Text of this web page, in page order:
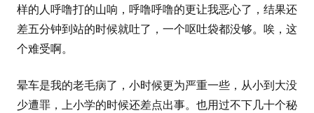
样的人呼噜打的山响，呼噜呼噜的更让我恶心了，结果还
差五分钟到站的时候就吐了，一个呕吐袋都没够。唉，这
个难受啊。
晕车是我的老毛病了，小时候更为严重一些，从小到大没
少遭罪，上小学的时候还差点出事。也用过不下几十个秘